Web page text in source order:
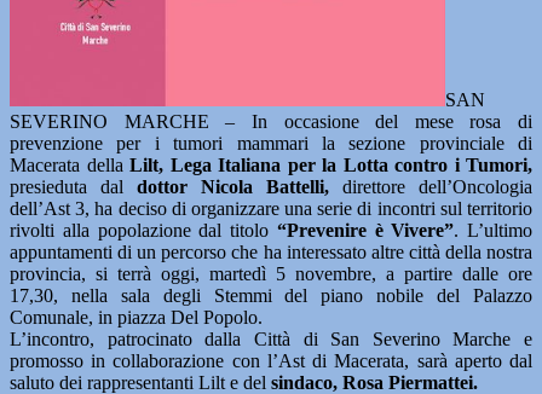
SAN
SEVERINO MARCHE – In occasione del mese rosa di
prevenzione per i tumori mammari la sezione provinciale di
Macerata della Lilt, Lega Italiana per la Lotta contro i Tumori,
presieduta dal dottor Nicola Battelli, direttore dell’Oncologia
dell’Ast 3, ha deciso di organizzare una serie di incontri sul territorio
rivolti alla popolazione dal titolo “Prevenire è Vivere”. L’ultimo
appuntamenti di un percorso che ha interessato altre città della nostra
provincia, si terrà oggi, martedì 5 novembre, a partire dalle ore
17,30, nella sala degli Stemmi del piano nobile del Palazzo
Comunale, in piazza Del Popolo.
L’incontro, patrocinato dalla Città di San Severino Marche e
promosso in collaborazione con l’Ast di Macerata, sarà aperto dal
saluto dei rappresentanti Lilt e del sindaco, Rosa Piermattei.